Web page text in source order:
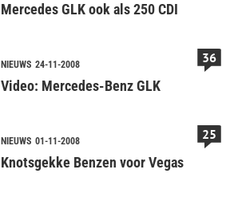
Mercedes GLK ook als 250 CDI
NIEUWS 24-11-2008
Video: Mercedes-Benz GLK
36
NIEUWS 01-11-2008
Knotsgekke Benzen voor Vegas
25